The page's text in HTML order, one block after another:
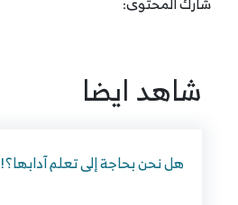
شاهد ايضا
هل نحن بحاجة إلى تعلم آدابها؟!